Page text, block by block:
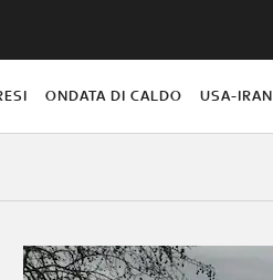
ONDATA DI CALDO USA-IRAN